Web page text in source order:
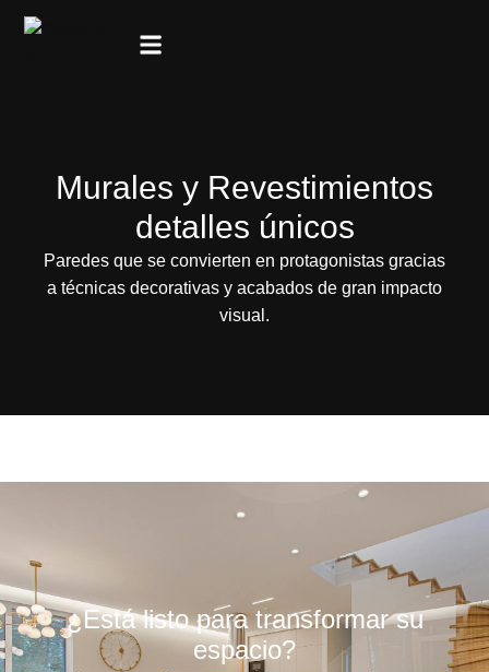
Murales y Revestimientos
detalles únicos
Paredes que se convierten en protagonistas gracias
a técnicas decorativas y acabados de gran impacto
visual.
¿Está listo para transformar su
espacio?